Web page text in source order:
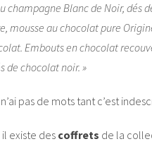
champagne Blanc de Noir, dés
mousse au chocolat pure
Embouts en chocolat
de chocolat noir. »
pas de mots tant c’est
existe des coffrets de la